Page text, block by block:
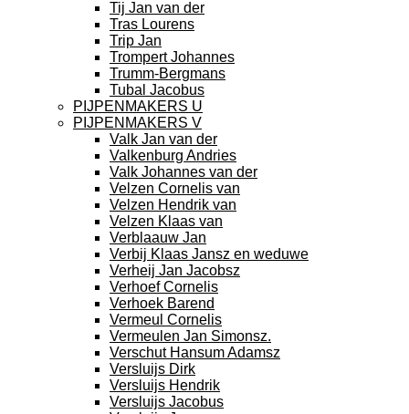
Tij Jan van der
Tras Lourens
Trip Jan
Trompert Johannes
Trumm-Bergmans
Tubal Jacobus
PIJPENMAKERS U
PIJPENMAKERS V
Valk Jan van der
Valkenburg Andries
Valk Johannes van der
Velzen Cornelis van
Velzen Hendrik van
Velzen Klaas van
Verblaauw Jan
Verbij Klaas Jansz en weduwe
Verheij Jan Jacobsz
Verhoef Cornelis
Verhoek Barend
Vermeul Cornelis
Vermeulen Jan Simonsz.
Verschut Hansum Adamsz
Versluijs Dirk
Versluijs Hendrik
Versluijs Jacobus